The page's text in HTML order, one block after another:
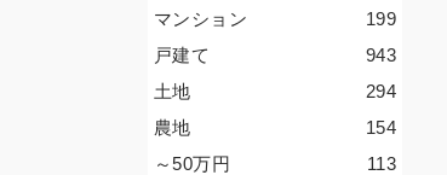
199
マンション
943
戸建て
294
土地
154
農地
113
～50万円